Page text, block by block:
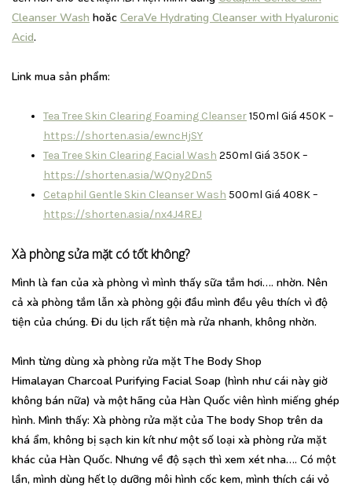
Cleanser Wash hoăc CeraVe Hydrating Cleanser with Hyaluronic
Acid.
Link mua sản phẩm:
Tea Tree Skin Clearing Foaming Cleanser150ml Giá 450K –
https://shorten.asia/ewncHjSY
Tea Tree Skin Clearing Facial Wash 250ml Giá 350K –
https://shorten.asia/WQny2Dn5
Cetaphil Gentle Skin Cleanser Wash 500ml Giá 408K –
https://shorten.asia/nx4J4REJ
Xà phòng sửa mặt có tốt không?
Mình là fan của xà phòng vì mình thấy sữa tắm hơi…. nhờn. Nên
cả xà phòng tắm lẫn xà phòng gội đầu mình đều yêu thích vì độ
tiện của chúng. Đi du lịch rất tiện mà rửa nhanh, không nhờn.
Mình từng dùng xà phòng rửa mặt The Body Shop
Himalayan Charcoal Purifying Facial Soap (hình như cái này giờ
không bán nữa) và một hãng của Hàn Quốc viên hình miếng ghép
hình. Mình thấy: Xà phòng rửa mặt của The body Shop trên da
khá ẩm, không bị sạch kin kít như một số loại xà phòng rửa mặt
khác của Hàn Quốc. Nhưng về độ sạch thì xem xét nha…. Có một
lần, mình dùng hết lọ dưỡng môi hình cốc kem, mình thích cái vỏ